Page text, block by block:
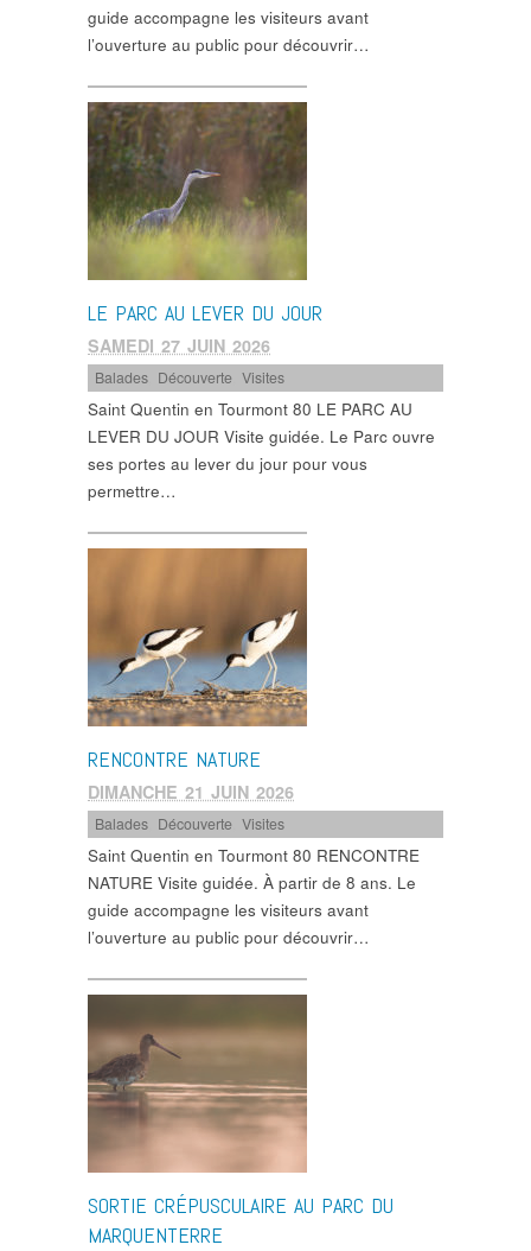
guide accompagne les visiteurs avant
l’ouverture au public pour découvrir…
LE PARC AU LEVER DU JOUR
SAMEDI 27 JUIN 2026
Balades Découverte ,Visites
Saint Quentin en Tourmont 80 LE PARC AU
LEVER DU JOUR Visite guidée. Le Parc ouvre
ses portes au lever du jour pour vous
permettre…
RENCONTRE NATURE
DIMANCHE 21 JUIN 2026
Balades Découverte ,Visites
Saint Quentin en Tourmont 80 RENCONTRE
NATURE Visite guidée. À partir de 8 ans. Le
guide accompagne les visiteurs avant
l’ouverture au public pour découvrir…
SORTIE CRÉPUSCULAIRE AU PARC DU
MARQUENTERRE